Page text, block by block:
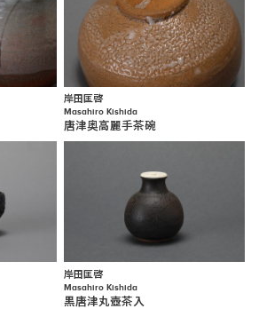
岸田匡啓
Masahiro Kishida
唐津奥高麗手茶碗
岸田匡啓
Masahiro Kishida
黒唐津丸壺茶入